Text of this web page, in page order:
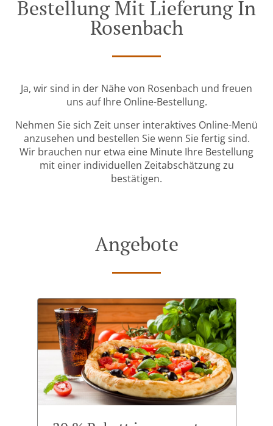
Bestellung Mit Lieferung In
Rosenbach
Ja, wir sind in der Nähe von Rosenbach und freuen
uns auf Ihre Online-Bestellung.
Nehmen Sie sich Zeit unser interaktives Online-Menü
anzusehen und bestellen Sie wenn Sie fertig sind.
Wir brauchen nur etwa eine Minute Ihre Bestellung
mit einer individuellen Zeitabschätzung zu
bestätigen.
Angebote